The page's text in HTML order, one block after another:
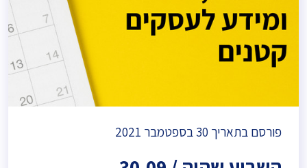
פורסם בתאריך 30 בספטמבר 2021